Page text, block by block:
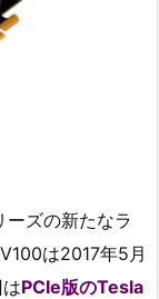
ズの新たなラ
は2017年5月
PCIe版のTesla